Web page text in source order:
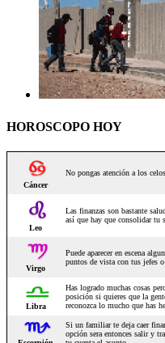
HOROSCOPO HOY